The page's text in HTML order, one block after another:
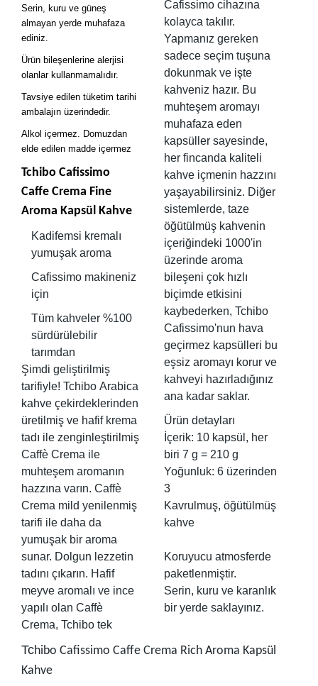
Serin, kuru ve güneş
almayan yerde muhafaza
ediniz.
Ürün bileşenlerine alerjisi
olanlar kullanmamalıdır.
Tavsiye edilen tüketim tarihi
ambalajın üzerindedir.
Alkol içermez. Domuzdan
elde edilen madde içermez
Tchibo Cafissimo
Caffe Crema Fine
Aroma Kapsül Kahve
Kadifemsi kremalı
yumuşak aroma
Cafissimo makineniz
için
Tüm kahveler %100
sürdürülebilir
tarımdan
Şimdi geliştirilmiş
tarifiyle! Tchibo Arabica
kahve çekirdeklerinden
üretilmiş ve hafif krema
tadı ile zenginleştirilmiş
Caffè Crema ile
muhteşem aromanın
hazzına varın. Caffè
Crema mild yenilenmiş
tarifi ile daha da
yumuşak bir aroma
sunar. Dolgun lezzetin
tadını çıkarın. Hafif
meyve aromalı ve ince
yapılı olan Caffè
Crema, Tchibo tek
Cafissimo cihazına
kolayca takılır.
Yapmanız gereken
sadece seçim tuşuna
dokunmak ve işte
kahveniz hazır. Bu
muhteşem aromayı
muhafaza eden
kapsüller sayesinde,
her fincanda kaliteli
kahve içmenin hazzını
yaşayabilirsiniz. Diğer
sistemlerde, taze
öğütülmüş kahvenin
içeriğindeki 1000'in
üzerinde aroma
bileşeni çok hızlı
biçimde etkisini
kaybederken, Tchibo
Cafissimo'nun hava
geçirmez kapsülleri bu
eşsiz aromayı korur ve
kahveyi hazırladığınız
ana kadar saklar.
Ürün detayları
İçerik: 10 kapsül, her
biri 7 g = 210 g
Yoğunluk: 6 üzerinden
3
Kavrulmuş, öğütülmüş
kahve
Koruyucu atmosferde
paketlenmiştir.
Serin, kuru ve karanlık
bir yerde saklayınız.
Tchibo Cafissimo Caffe Crema Rich Aroma Kapsül
Kahve